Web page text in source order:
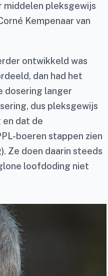
middelen pleksgewijs
Kempenaar van
ontwikkeld was
dan had het
dosering langer
dus pleksgewijs
en dat de
boeren stappen zien
Ze doen daarin steeds
loofdoding niet